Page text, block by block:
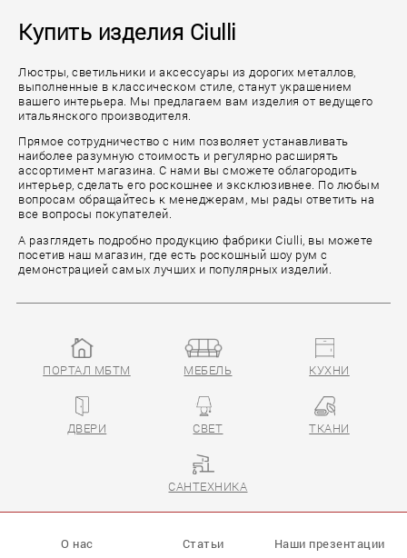
Купить изделия Ciulli
Люстры, светильники и аксессуары из дорогих металлов,
выполненные в классическом стиле, станут украшением
вашего интерьера. Мы предлагаем вам изделия от ведущего
итальянского производителя.
Прямое сотрудничество с ним позволяет устанавливать
наиболее разумную стоимость и регулярно расширять
ассортимент магазина. С нами вы сможете облагородить
интерьер, сделать его роскошнее и эксклюзивнее. По любым
вопросам обращайтесь к менеджерам, мы рады ответить на
все вопросы покупателей.
А разглядеть подробно продукцию фабрики Ciulli, вы можете
посетив наш магазин, где есть роскошный шоу рум с
демонстрацией самых лучших и популярных изделий.
ПОРТАЛ МБТМ МЕБЕЛЬ КУХНИ
ДВЕРИ СВЕТ ТКАНИ
САНТЕХНИКА
О нас Статьи
Наши презентации